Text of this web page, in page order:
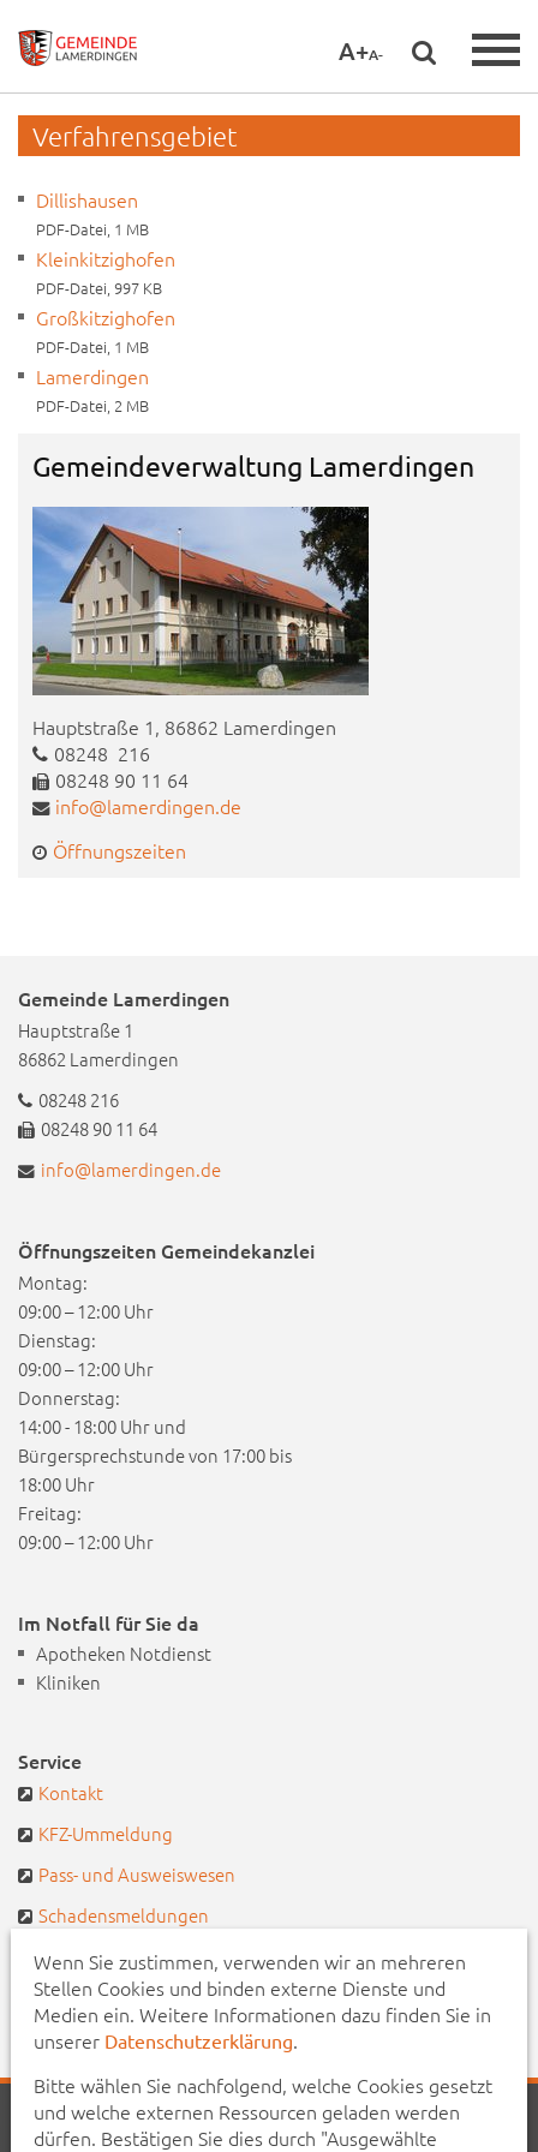
A+A-
Verfahrensgebiet
Dillishausen
PDF-Datei, 1 MB
Kleinkitzighofen
PDF-Datei, 997 KB
Großkitzighofen
PDF-Datei, 1 MB
Lamerdingen
PDF-Datei, 2 MB
Gemeindeverwaltung Lamerdingen
Hauptstraße 1, 86862 Lamerdingen
08248 216
08248 90 11 64
info@lamerdingen.de
Öffnungszeiten
Gemeinde Lamerdingen
Hauptstraße 1
86862 Lamerdingen
08248 216
08248 90 11 64
info@lamerdingen.de
Öffnungszeiten Gemeindekanzlei
Montag:
09:00 – 12:00 Uhr
Dienstag:
09:00 – 12:00 Uhr
Donnerstag:
14:00 - 18:00 Uhr und
Bürgersprechstunde von 17:00 bis
18:00 Uhr
Freitag:
09:00 – 12:00 Uhr
Im Notfall für Sie da
Apotheken Notdienst
Kliniken
Service
Kontakt
KFZ-Ummeldung
Pass- und Ausweiswesen
Schadensmeldungen
Defekte Straßenbeleuchtung
Pendlerportal & Mitfahrzentrale
Startseite Aktuelles Veranstaltungen
Kontakt
Wenn Sie zustimmen, verwenden wir an mehreren
Stellen Cookies und binden externe Dienste und
Medien ein. Weitere Informationen dazu finden Sie in
unserer Datenschutzerklärung.
Bitte wählen Sie nachfolgend, welche Cookies gesetzt
und welche externen Ressourcen geladen werden
dürfen. Bestätigen Sie dies durch "Ausgewählte